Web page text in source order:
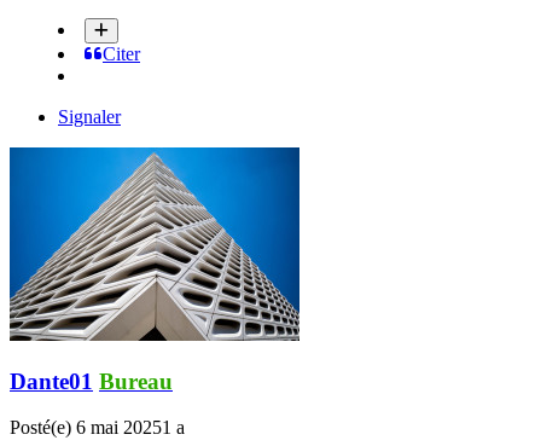
Citer
Signaler
Dante01 Bureau
Posté(e) 6 mai 20251 a